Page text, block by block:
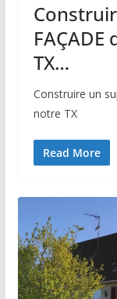
TX…
Construire un
notre TX
Read More